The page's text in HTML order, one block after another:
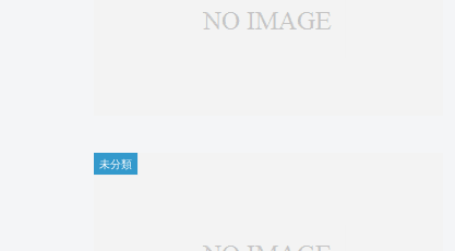
未分類